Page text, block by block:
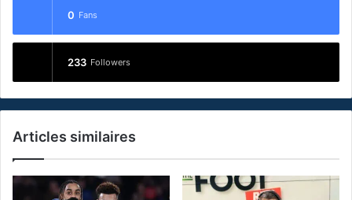
0 Fans
233 Followers
Articles similaires